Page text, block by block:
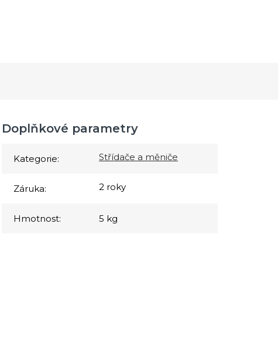
Doplňkové parametry
Kategorie: Střídače a měniče
Záruka: 2 roky
Hmotnost: 5 kg